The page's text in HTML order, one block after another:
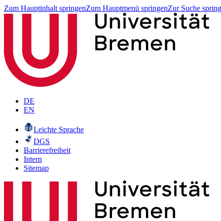
Zum Hauptinhalt springenZum Hauptmenü springenZur Suche
DE
EN
Leichte Sprache
DGS
Barrierefreiheit
Intern
Sitemap